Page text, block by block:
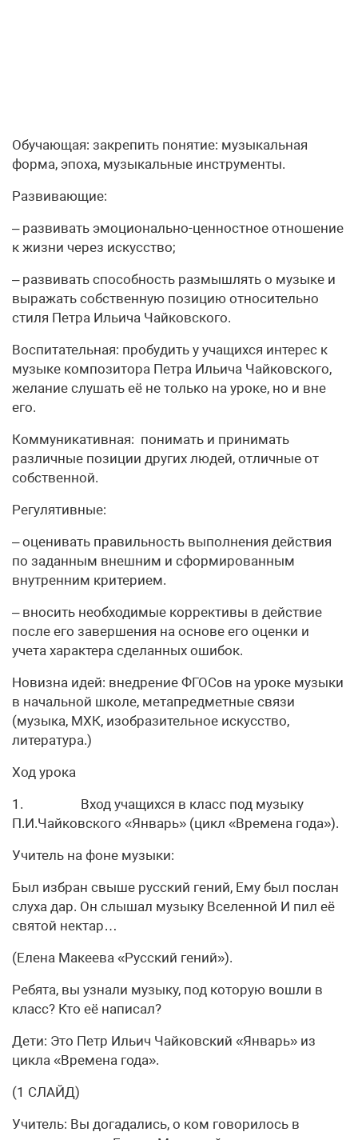
Обучающая: закрепить понятие: музыкальная
форма, эпоха, музыкальные инструменты.
Развивающие:
– развивать эмоционально-ценностное отношение
к жизни через искусство;
– развивать способность размышлять о музыке и
выражать собственную позицию относительно
стиля Петра Ильича Чайковского.
Воспитательная: пробудить у учащихся интерес к
музыке композитора Петра Ильича Чайковского,
желание слушать её не только на уроке, но и вне
его.
Коммуникативная: понимать и принимать
различные позиции других людей, отличные от
собственной.
Регулятивные:
– оценивать правильность выполнения действия
по заданным внешним и сформированным
внутренним критерием.
– вносить необходимые коррективы в действие
после его завершения на основе его оценки и
учета характера сделанных ошибок.
Новизна идей: внедрение ФГОСов на уроке музыки
в начальной школе, метапредметные связи
(музыка, МХК, изобразительное искусство,
литература.)
Ход урока
1. Вход учащихся в класс под музыку
П.И.Чайковского «Январь» (цикл «Времена года»).
Учитель на фоне музыки:
Был избран свыше русский гений, Ему был послан
слуха дар. Он слышал музыку Вселенной И пил её
святой нектар…
(Елена Макеева «Русский гений»).
Ребята, вы узнали музыку, под которую вошли в
класс? Кто её написал?
Дети: Это Петр Ильич Чайковский «Январь» из
цикла «Времена года».
(1 СЛАЙД)
Учитель: Вы догадались, о ком говорилось в